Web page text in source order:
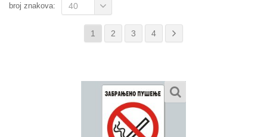
1 2 3 4
broj znakova: 40